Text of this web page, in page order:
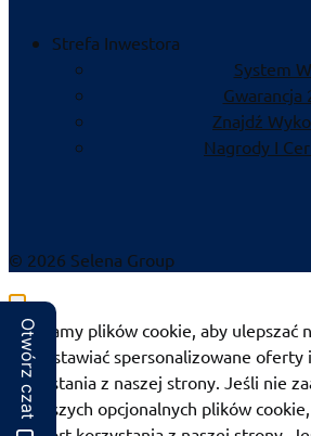
Strefa Inwestora
System
Gwarancja
Znajdź
Nagrody I
© 2026 Selena Group
Używamy plików cookie, aby ulepszać
przedstawiać spersonalizowane
korzystania z naszej strony. Jeśli nie
poniższych opcjonalnych plików
Otwórz czat